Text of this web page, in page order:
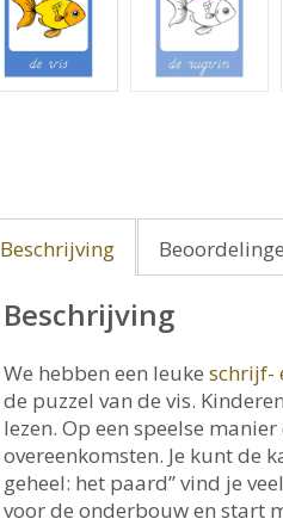
Beschrijving
Beschrijving
We hebben een leuke schrijf-
de puzzel van de vis.
lezen. Op een speelse
overeenkomsten. Je kunt de
geheel: het paard” vind je
voor de onderbouw en start